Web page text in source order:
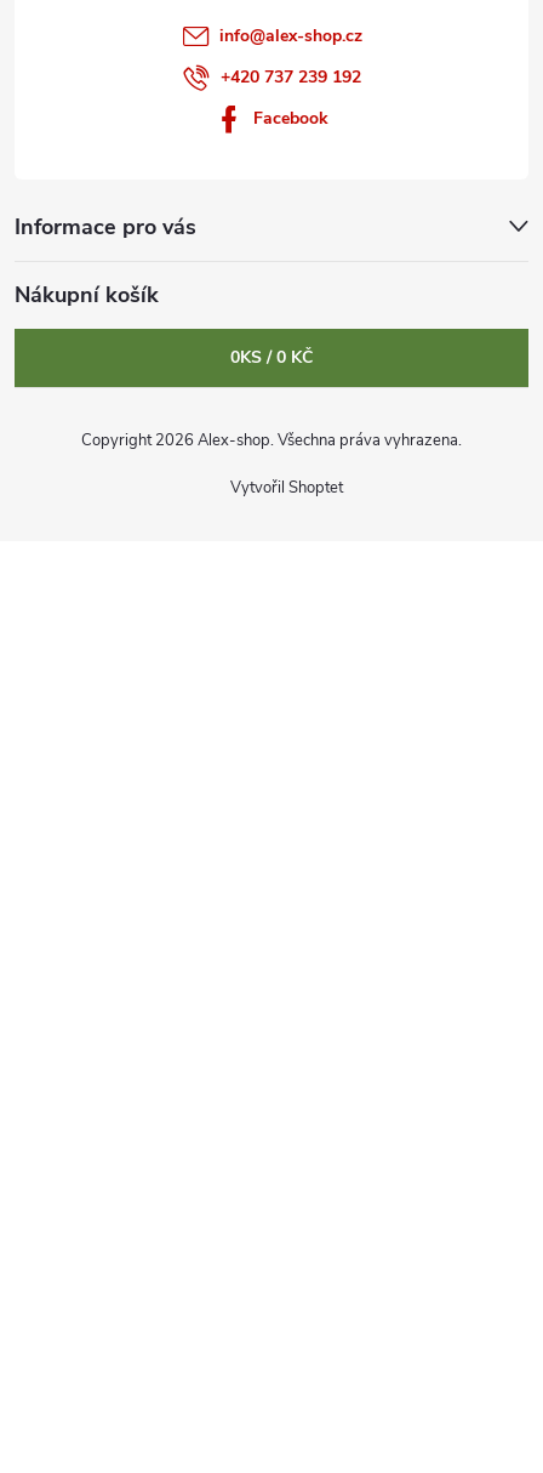
info@alex-shop.cz
+420 737 239 192
Facebook
Informace pro vás
Nákupní košík
0KS /0 KČ
Vytvořil Shoptet
Copyright 2026 Alex-shop. Všechna práva vyhrazena.